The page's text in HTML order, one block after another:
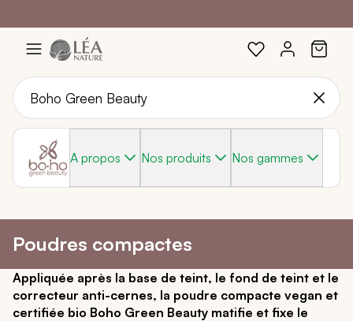
A propos Nos produits Nos gammes
Poudres compactes
Appliquée après la base de teint, le fond de teint et le
correcteur anti-cernes, la poudre compacte vegan et
certifiée bio Boho Green Beauty matifie et fixe le